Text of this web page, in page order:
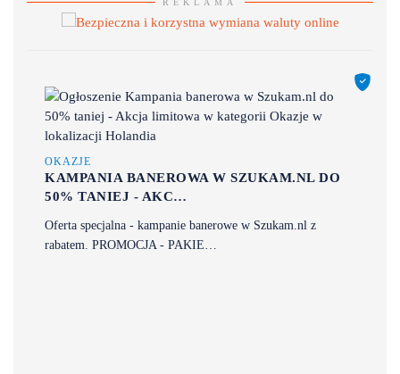
REKLAMA
OKAZJE
KAMPANIA BANEROWA W SZUKAM.NL DO
50% TANIEJ - AKC…
Oferta specjalna - kampanie banerowe w Szukam.nl z
rabatem. PROMOCJA - PAKIE…